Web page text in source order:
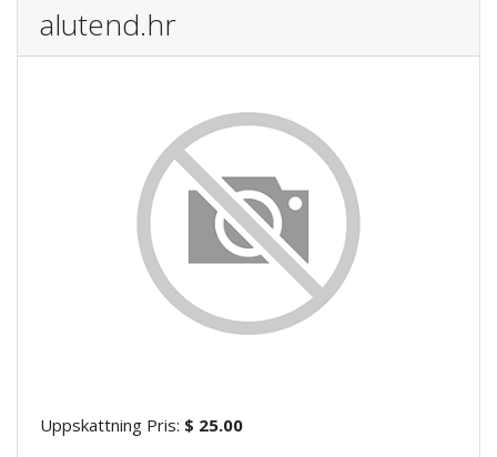
alutend.hr
Uppskattning Pris: $ 25.00